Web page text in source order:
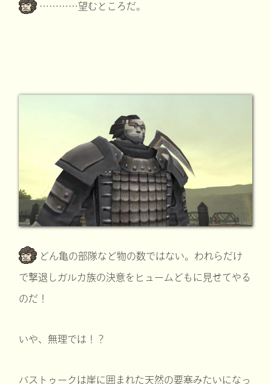
…………望むところだ。
どん亀の部隊など物の数ではない。われらだけ
で撃退しガルカ族の決意をヒュームどもに見せてやる
のだ！
いや、無理では！？
バストゥークは崖に囲まれた天然の要塞みたいになっ